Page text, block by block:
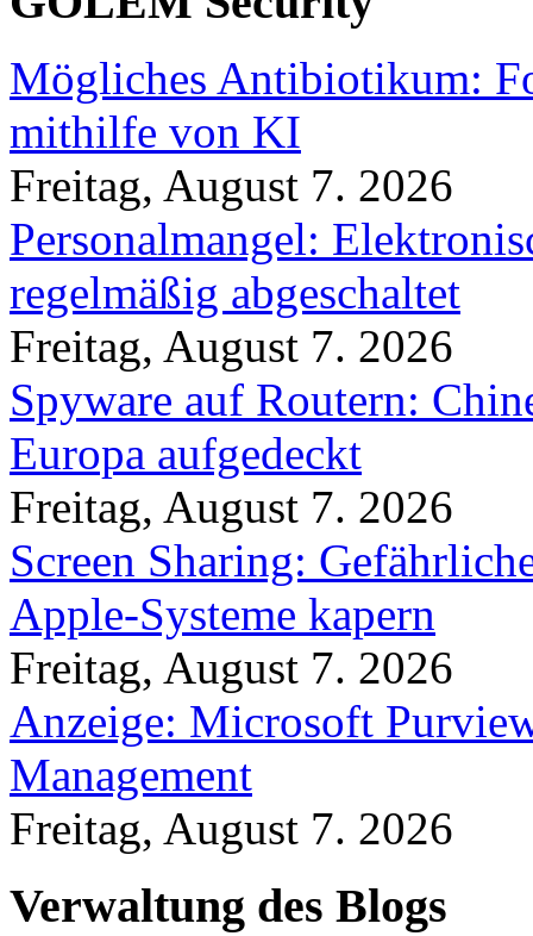
Mögliches Antibiotikum:
mithilfe von KI
Freitag, August 7. 2026
Personalmangel:
regelmäßig abgeschaltet
Freitag, August 7. 2026
Spyware auf Routern:
Europa aufgedeckt
Freitag, August 7. 2026
Screen Sharing:
Apple-Systeme kapern
Freitag, August 7. 2026
Anzeige: Microsoft
Management
Freitag, August 7. 2026
Verwaltung des Blogs